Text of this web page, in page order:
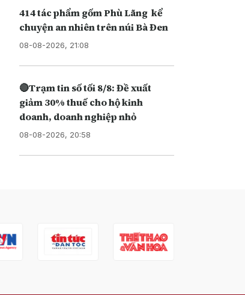
414 tác phẩm gốm Phù Lãng kể
chuyện an nhiên trên núi Bà Đen
08-08-2026, 21:08
🔴Trạm tin số tối 8/8: Đề xuất
giảm 30% thuế cho hộ kinh
doanh, doanh nghiệp nhỏ
08-08-2026, 20:58